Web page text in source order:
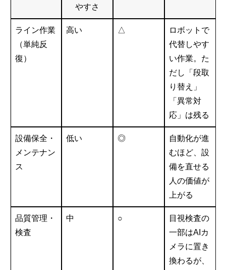
やすさ
ライン作業
（単純反
復）
高い △
ロボットで
代替しやす
い作業。た
だし「段取
り替え」
「異常対
応」は残る
設備保全・
メンテナン
ス
低い ◎
自動化が進
むほど、設
備を直せる
人の価値が
上がる
品質管理・
検査
中 ○
目視検査の
一部はAIカ
メラに置き
換わるが、